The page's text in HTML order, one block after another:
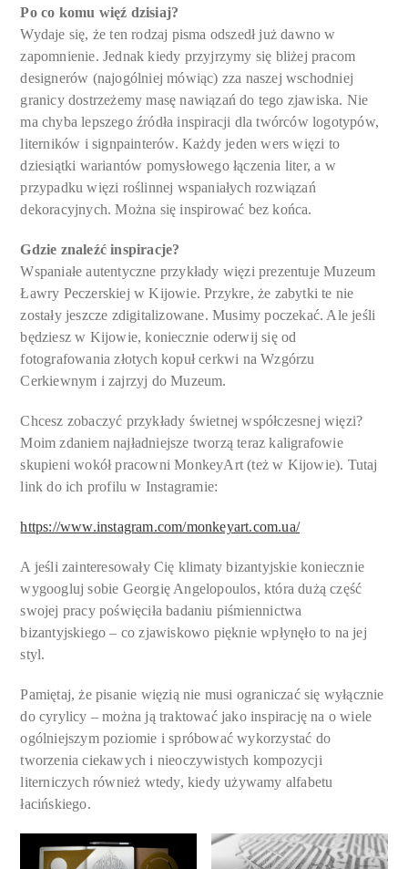
Po co komu więź dzisiaj?
Wydaje się, że ten rodzaj pisma odszedł już dawno w
zapomnienie. Jednak kiedy przyjrzymy się bliżej pracom
designerów (najogólniej mówiąc) zza naszej wschodniej
granicy dostrzeżemy masę nawiązań do tego zjawiska. Nie
ma chyba lepszego źródła inspiracji dla twórców logotypów,
literników i signpainterów. Każdy jeden wers więzi to
dziesiątki wariantów pomysłowego łączenia liter, a w
przypadku więzi roślinnej wspaniałych rozwiązań
dekoracyjnych. Można się inspirować bez końca.
Gdzie znaleźć inspiracje?
Wspaniałe autentyczne przykłady więzi prezentuje Muzeum
Ławry Peczerskiej w Kijowie. Przykre, że zabytki te nie
zostały jeszcze zdigitalizowane. Musimy poczekać. Ale jeśli
będziesz w Kijowie, koniecznie oderwij się od
fotografowania złotych kopuł cerkwi na Wzgórzu
Cerkiewnym i zajrzyj do Muzeum.
Chcesz zobaczyć przykłady świetnej współczesnej więzi?
Moim zdaniem najładniejsze tworzą teraz kaligrafowie
skupieni wokół pracowni MonkeyArt (też w Kijowie). Tutaj
link do ich profilu w Instagramie:
https://www.instagram.com/monkeyart.com.ua/
A jeśli zainteresowały Cię klimaty bizantyjskie koniecznie
wygoogluj sobie Georgię Angelopoulos, która dużą część
swojej pracy poświęciła badaniu piśmiennictwa
bizantyjskiego – co zjawiskowo pięknie wpłynęło to na jej
styl.
Pamiętaj, że pisanie więzią nie musi ograniczać się wyłącznie
do cyrylicy – można ją traktować jako inspirację na o wiele
ogólniejszym poziomie i spróbować wykorzystać do
tworzenia ciekawych i nieoczywistych kompozycji
literniczych również wtedy, kiedy używamy alfabetu
łacińskiego.